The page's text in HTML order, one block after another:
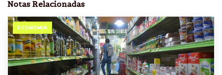
Notas Relacionadas
ECONOMIA